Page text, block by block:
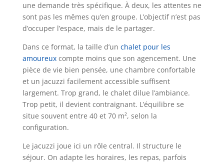
une demande très spécifique. À deux, les attentes ne
sont pas les mêmes qu’en groupe. L’objectif n’est pas
d’occuper l’espace, mais de le partager.
Dans ce format, la taille d’un chalet pour les
amoureuxcompte moins que son agencement. Une
pièce de vie bien pensée, une chambre confortable
et un jacuzzi facilement accessible suffisent
largement. Trop grand, le chalet dilue l’ambiance.
Trop petit, il devient contraignant. L’équilibre se
situe souvent entre 40 et 70 m², selon la
configuration.
Le jacuzzi joue ici un rôle central. Il structure le
séjour. On adapte les horaires, les repas, parfois